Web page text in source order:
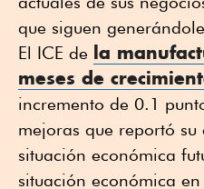
que siguen
El ICE de la
meses de
incremento de 0.1
mejoras que reportó
situación económica
situación económica